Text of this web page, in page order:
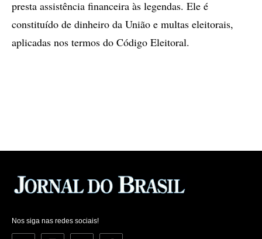
presta assistência financeira às legendas. Ele é
constituído de dinheiro da União e multas eleitorais,
aplicadas nos termos do Código Eleitoral.
Nos siga nas redes sociais!